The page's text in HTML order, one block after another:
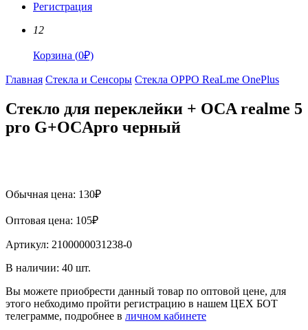
Регистрация
12
Корзина (0₽)
Главная Стекла и Сенсоры Стекла OPPO ReaLme OnePlus
Стекло для переклейки + OCA realme 5
pro G+OCApro черный
Обычная цена: 130₽
Оптовая цена: 105₽
Артикул: 2100000031238-0
В наличии: 40 шт.
Вы можете приобрести данный товар по оптовой цене, для
этого небходимо пройти регистрацию в нашем ЦЕХ БОТ
телеграмме, подробнее в личном кабинете